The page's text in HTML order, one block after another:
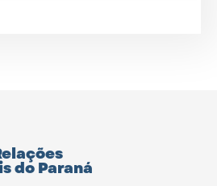
do Paraná